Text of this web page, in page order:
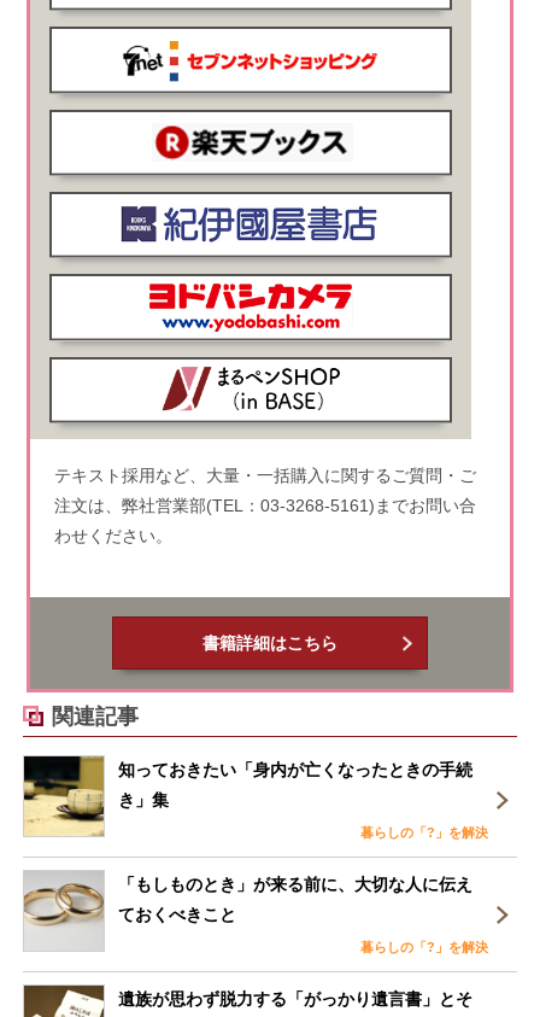
テキスト採用など、大量・一括購入に関するご質問・ご
注文は、弊社営業部(TEL：03-3268-5161)までお問い合
わせください。
書籍詳細はこちら
関連記事
知っておきたい「身内が亡くなったときの手続
き」集
暮らしの「?」を解決
「もしものとき」が来る前に、大切な人に伝え
ておくべきこと
暮らしの「?」を解決
遺族が思わず脱力する「がっかり遺言書」とそ